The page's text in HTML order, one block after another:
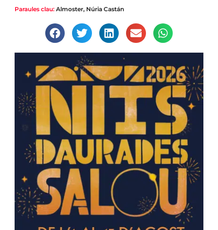
Paraules clau: Almoster, Núria Castán